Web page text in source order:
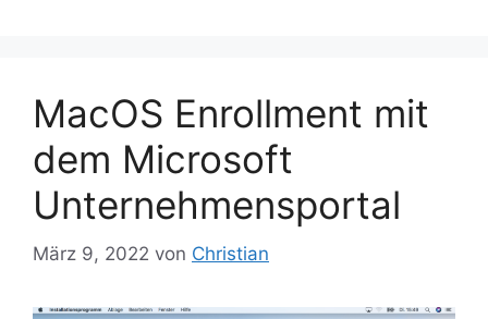
MacOS Enrollment mit
dem Microsoft
Unternehmensportal
März 9, 2022 von Christian